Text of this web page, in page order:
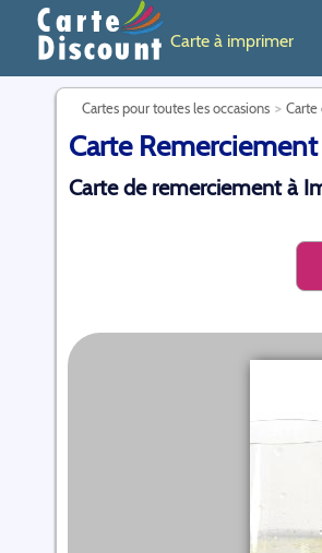
Carte à imprimer
Cartes pour toutes les occasions
Carte
Carte de remerciement à